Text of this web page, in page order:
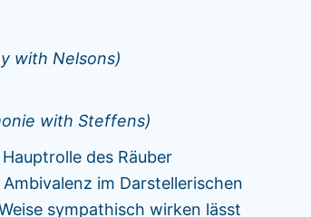
with Nelsons)
with Steffens)
des Räuber
im Darstellerischen
sympathisch wirken lässt